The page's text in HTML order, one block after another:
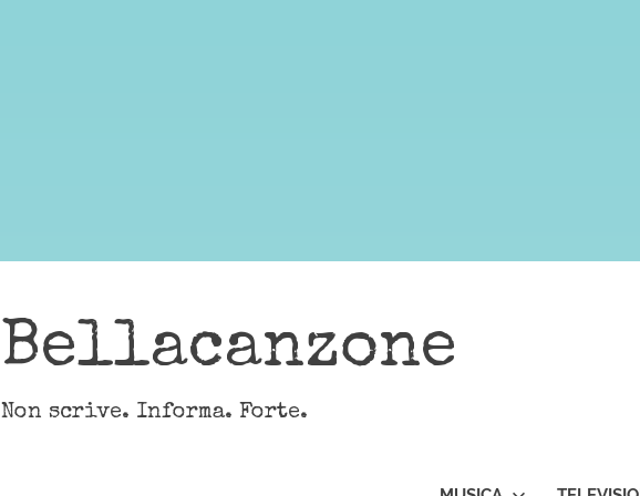
Bellacanzone
Non scrive. Informa. Forte.